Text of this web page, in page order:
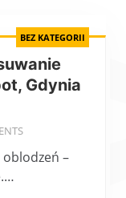
BEZ KATEGORII
Gdynia
–